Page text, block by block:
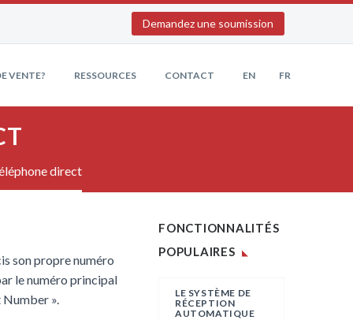
Demandez une soumission
VENTE? RESSOURCES CONTACT EN FR
direct
son propre numéro
le numéro principal
».
FONCTIONNALITÉS
POPULAIRES
LE SYSTÈME DE
RÉCEPTION
AUTOMATIQUE